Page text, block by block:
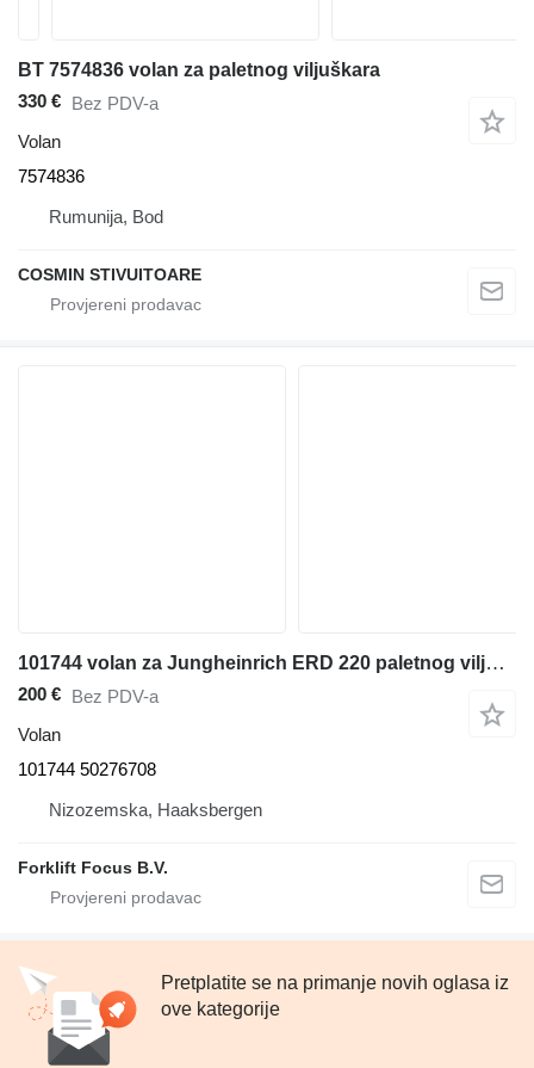
BT 7574836 volan za paletnog viljuškara
330 € Bez PDV-a
Volan
7574836
Rumunija, Bod
COSMIN STIVUITOARE
101744 volan za Jungheinrich ERD 220 paletnog viljuškara
200 € Bez PDV-a
Volan
101744 50276708
Nizozemska, Haaksbergen
Forklift Focus B.V.
Pretplatite se na primanje novih oglasa iz
ove kategorije